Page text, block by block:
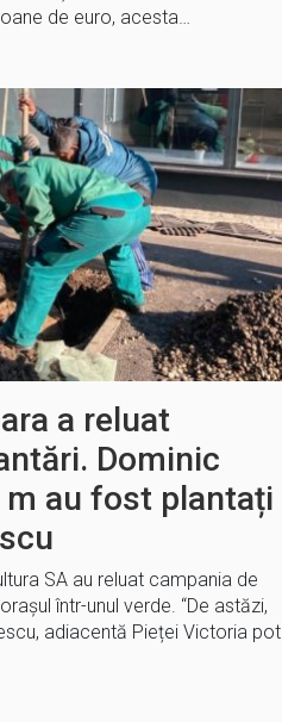
de euro, acesta…
a reluat
Dominic
m au fost plantați
SA au reluat campania de
într-unul verde. “De astăzi,
adiacentă Pieței Victoria pot